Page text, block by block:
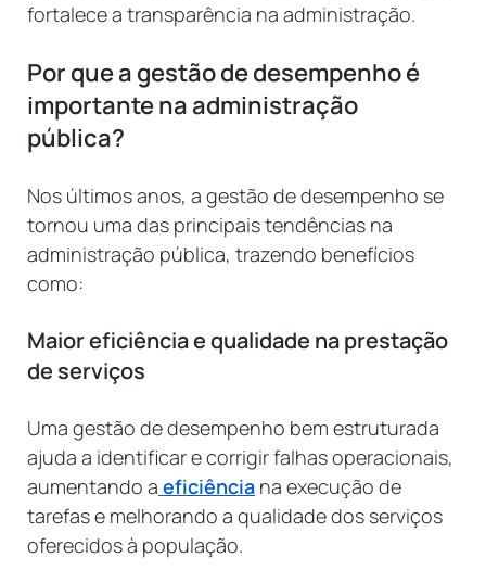
fortalece a transparência na administração.
Por que a gestão de desempenho é
importante na administração
pública?
Nos últimos anos, a gestão de desempenho se
tornou uma das principais tendências na
administração pública, trazendo benefícios
como:
Maior eficiência e qualidade na prestação
de serviços
Uma gestão de desempenho bem estruturada
ajuda a identificar e corrigir falhas operacionais,
aumentando a eficiência na execução de
tarefas e melhorando a qualidade dos serviços
oferecidos à população.